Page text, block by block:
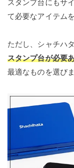
スタンプ台にもサ
て必要なアイテム
ただし、シャチハ
スタンプ台が必要
最適なものを選び